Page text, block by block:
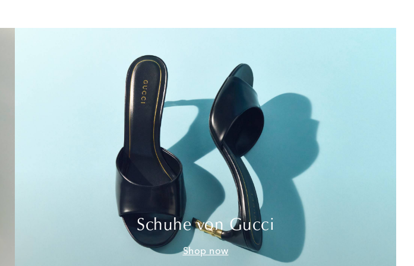
Schuhe von Gucci
Shop now